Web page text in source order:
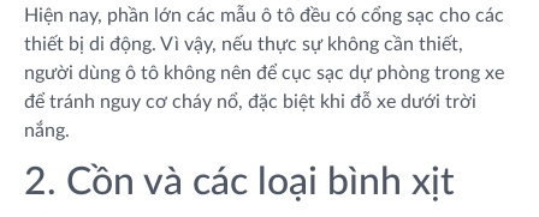
Hiện nay, phần lớn các mẫu ô tô đều có cổng sạc cho các
thiết bị di động. Vì vậy, nếu thực sự không cần thiết,
người dùng ô tô không nên để cục sạc dự phòng trong xe
để tránh nguy cơ cháy nổ, đặc biệt khi đỗ xe dưới trời
nắng.
2. Cồn và các loại bình xịt